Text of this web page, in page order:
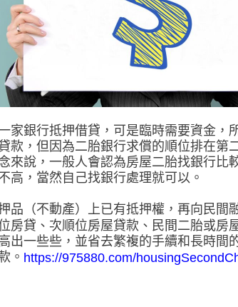
家銀行抵押借貸，可是臨時需要資金，
款，但因為二胎銀行求償的順位排在第
來說，一般人會認為房屋二胎找銀行比
高，當然自己找銀行處理就可以。
品（不動產）上已有抵押權，再向民間
房貸、次順位房屋貸款、民間二胎或房
出一些些，並省去繁複的手續和長時間
。 https://975880.com/